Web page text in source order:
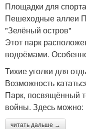
Площадки для
Пешеходные аллеи
"Зелёный остров"
Этот парк
водоёмами.
Тихие уголки для
Возможность
Парк, посвящённый
войны. Здесь можно:
читать дальше →